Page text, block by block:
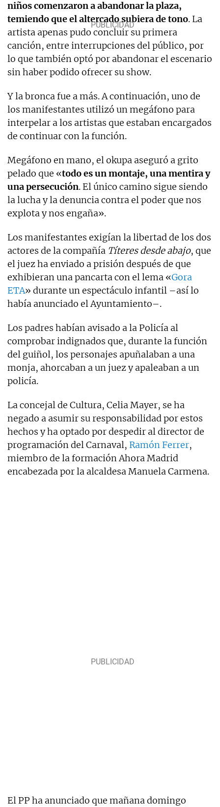
niños comenzaron a abandonar la plaza,
temiendo que el altercado subiera de tono. La
artista apenas pudo concluir su primera
canción, entre interrupciones del público, por
lo que también optó por abandonar el escenario
sin haber podido ofrecer su show.
Y la bronca fue a más. A continuación, uno de
los manifestantes utilizó un megáfono para
interpelar a los artistas que estaban encargados
de continuar con la función.
Megáfono en mano, el okupa aseguró a grito
pelado que «todo es un montaje, una mentira y
una persecución. El único camino sigue siendo
la lucha y la denuncia contra el poder que nos
explota y nos engaña».
Los manifestantes exigían la libertad de los dos
actores de la compañía Títeres desde abajo, que
el juez ha enviado a prisión después de que
exhibieran una pancarta con el lema «Gora
ETA» durante un espectáculo infantil –así lo
había anunciado el Ayuntamiento–.
Los padres habían avisado a la Policía al
comprobar indignados que, durante la función
del guiñol, los personajes apuñalaban a una
monja, ahorcaban a un juez y apaleaban a un
policía.
La concejal de Cultura, Celia Mayer, se ha
negado a asumir su responsabilidad por estos
hechos y ha optado por despedir al director de
programación del Carnaval, Ramón Ferrer,
miembro de la formación Ahora Madrid
encabezada por la alcaldesa Manuela Carmena.
El PP ha anunciado que mañana domingo